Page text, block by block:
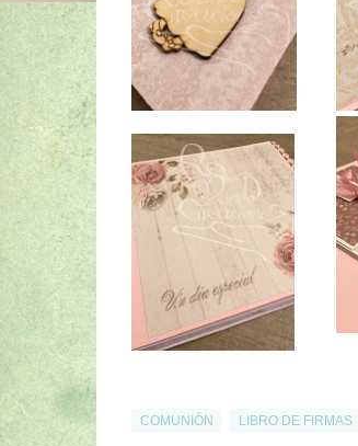
COMUNIÓN LIBRO DE FIRMAS